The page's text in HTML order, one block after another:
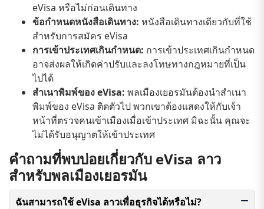
eVisa หรือไม่ก่อนเดินทาง
ข้อกำหนดหนังสือเดินทาง: หนังสือเดินทางเดียวกับที่ใช้
สำหรับการสมัคร eVisa
การเข้าประเทศเกินกำหนด: การเข้าประเทศเกินกำหนด
อาจส่งผลให้เกิดค่าปรับและลงโทษทางกฎหมายที่เป็น
ไปได้
สำเนาพิมพ์ของ eVisa: พลเมืองเยอรมันต้องนำสำเนา
พิมพ์ของ eVisa ติดตัวไป พวกเขาต้องแสดงให้กับเจ้า
หน้าที่ตรวจคนเข้าเมืองเมื่อเข้าประเทศ มิฉะนั้น คุณจะ
ไม่ได้รับอนุญาตให้เข้าประเทศ
คำถามที่พบบ่อยเกี่ยวกับ eVisa ลาว
สำหรับพลเมืองเยอรมัน
ฉันสามารถใช้ eVisa ลาวเพื่อธุรกิจได้หรือไม่?